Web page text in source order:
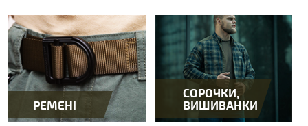
РЕМЕНІ
СОРОЧКИ,
ВИШИВАНКИ